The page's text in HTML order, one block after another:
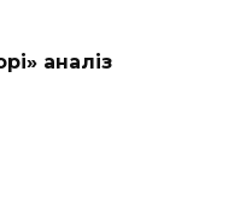
аналіз